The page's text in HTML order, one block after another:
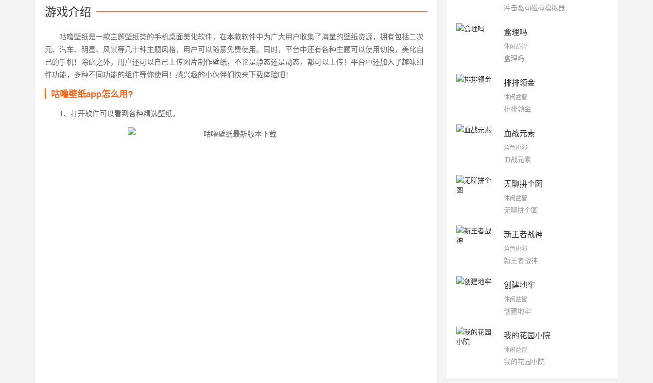
游戏介绍
咕噜壁纸是一款主题壁纸类的手机桌面美化软件，在本款软件中为广大用户收集了海量的壁纸资源，拥有包括二次
元、汽车、明星、风景等几十种主题风格，用户可以随意免费使用。同时，平台中还有各种主题可以使用切换，美化自
己的手机！除此之外，用户还可以自己上传图片制作壁纸，不论是静态还是动态，都可以上传！平台中还加入了趣味组
件功能，多种不同功能的组件等你使用！感兴趣的小伙伴们快来下载体验吧！
咕噜壁纸app怎么用?
1、打开软件可以看到各种精选壁纸。
冲击驱动碰撞模拟器
盒理吗
休闲益智
盒理吗
排排领金
休闲益智
排排领金
血战元素
角色扮演
血战元素
无聊拼个图
休闲益智
无聊拼个图
新王者战神
角色扮演
新王者战神
创建地牢
休闲益智
创建地牢
我的花园小院
休闲益智
我的花园小院